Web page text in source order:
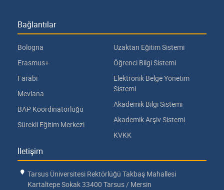
Bağlantılar
Bologna
Erasmus+
Farabi
Mevlana
BAP Koordinatörlüğü
Sürekli Eğitim Merkezi
Uzaktan Eğitim Sistemi
Öğrenci Bilgi Sistemi
Elektronik Belge Yönetim
Sistemi
Akademik Bilgi Sistemi
Akademik Arşiv Sistemi
KVKK
İletişim
Tarsus Üniversitesi Rektörlüğü Takbaş Mahallesi
Kartaltepe Sokak 33400 Tarsus / Mersin